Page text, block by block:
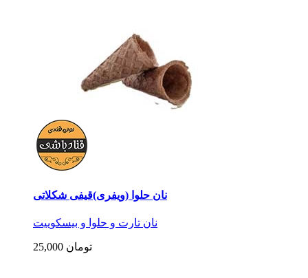
نان حلوا (ویفری)قیفی شکلاتی
نان تارت و حلوا و بیسکوییت
25,000 تومان